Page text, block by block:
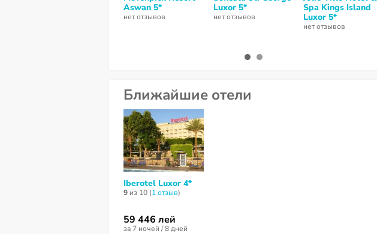
Aswan 5*
нет отзывов
Luxor 5*
нет отзывов
Spa Kings Island
Luxor 5*
нет отзывов
Ближайшие отели
Iberotel Luxor 4*
9 из 10 (1 отзыв)
59 446 лей
за 7 ночей / 8 дней